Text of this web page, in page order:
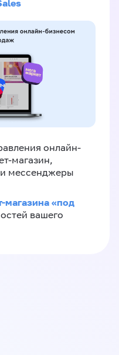
онлайн-
магазин,
мессенджеры
магазина «под
вашего